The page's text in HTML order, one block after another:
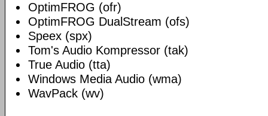
OptimFROG (ofr)
OptimFROG DualStream (ofs)
Speex (spx)
Tom's Audio Kompressor (tak)
True Audio (tta)
Windows Media Audio (wma)
WavPack (wv)